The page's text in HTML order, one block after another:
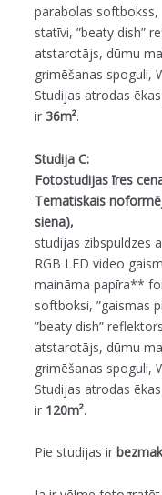
parabolas softbokss,
statīvi, ”beaty dish”
atstarotājs, dūmu
grimēšanas spoguli,
Studijas atrodas
ir 36m².
Studija C:
Fotostudijas īres
Tematiskais
siena),
studijas zibspuldzes
RGB LED video
maināma papīra**
softboksi, ”gaismas
”beaty dish”
atstarotājs, dūmu
grimēšanas spoguli,
Studijas atrodas
ir 120m².
Pie studijas ir